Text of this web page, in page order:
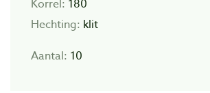
Korrel: 180
Hechting: klit
Aantal: 10